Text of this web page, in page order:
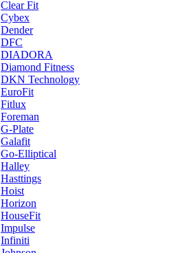
Clear Fit
Cybex
Dender
DFC
DIADORA
Diamond Fitness
DKN Technology
EuroFit
Fitlux
Foreman
G-Plate
Galafit
Go-Elliptical
Halley
Hasttings
Hoist
Horizon
HouseFit
Impulse
Infiniti